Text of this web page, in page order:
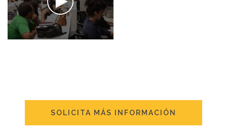
SOLICITA MÁS INFORMACIÓN